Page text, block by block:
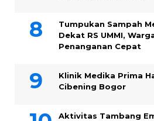
Tumpukan Sampah
Dekat RS UMMI,
Penanganan Cepat
Klinik Medika Prima
Cibening Bogor
Aktivitas Tambang